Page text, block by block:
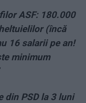
ASF: 180.000
(încă
16 salarii pe an!
minimum
din PSD la 3 luni